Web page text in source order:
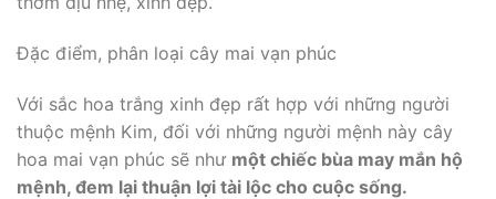
Đặc điểm, phân loại cây mai vạn phúc
Với sắc hoa trắng xinh đẹp rất hợp với những người
thuộc mệnh Kim, đối với những người mệnh này cây
hoa mai vạn phúc sẽ như một chiếc bùa may mắn hộ
mệnh, đem lại thuận lợi tài lộc cho cuộc sống.